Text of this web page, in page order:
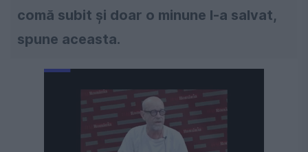
comă subit și doar o minune l-a salvat,
spune aceasta.